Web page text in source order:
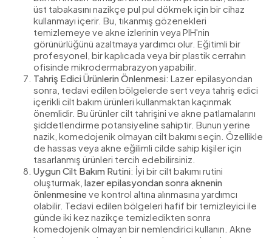
üst tabakasını nazikçe pul pul dökmek için bir cihaz
kullanmayı içerir. Bu, tıkanmış gözenekleri
temizlemeye ve akne izlerinin veya PIH'nin
görünürlüğünü azaltmaya yardımcı olur. Eğitimli bir
profesyonel, bir kaplıcada veya bir plastik cerrahın
ofisinde mikrodermabrazyon yapabilir.
Tahriş Edici Ürünlerin Önlenmesi: Lazer epilasyondan
sonra, tedavi edilen bölgelerde sert veya tahriş edici
içerikli cilt bakım ürünleri kullanmaktan kaçınmak
önemlidir. Bu ürünler cilt tahrişini ve akne patlamalarını
şiddetlendirme potansiyeline sahiptir. Bunun yerine
nazik, komedojenik olmayan cilt bakımı seçin. Özellikle
de hassas veya akne eğilimli cilde sahip kişiler için
tasarlanmış ürünleri tercih edebilirsiniz.
Uygun Cilt Bakım Rutini: İyi bir cilt bakımı rutini
oluşturmak, lazer epilasyondan sonra aknenin
önlenmesine ve kontrol altına alınmasına yardımcı
olabilir. Tedavi edilen bölgeleri hafif bir temizleyici ile
günde iki kez nazikçe temizledikten sonra
komedojenik olmayan bir nemlendirici kullanın. Akne